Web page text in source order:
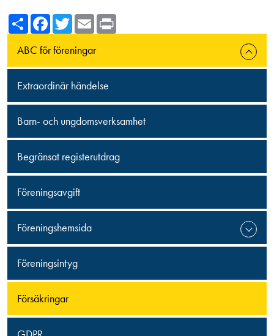
ABC för föreningar
Extraordinär händelse
Barn- och ungdomsverksamhet
Begränsat registerutdrag
Föreningsavgift
Föreningshemsida
Föreningsintyg
Försäkringar
ShareFacebook
TwitterEmail